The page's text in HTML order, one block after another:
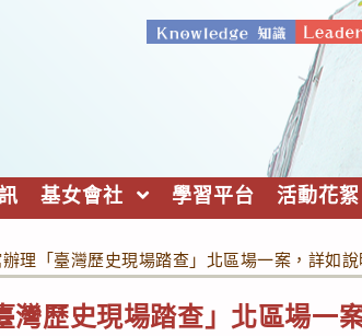
基女會社 學習平台 活動花絮
理「臺灣歷史現場踏查」北區場一案，詳如說
歷史現場踏查」北區場一